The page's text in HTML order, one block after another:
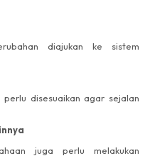
diajukan ke sistem
disesuaikan agar sejalan
juga perlu melakukan